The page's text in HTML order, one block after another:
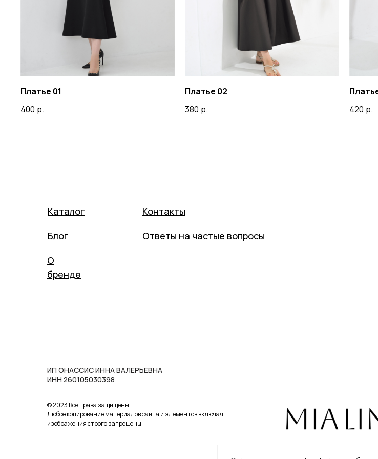
Платье 01
400 р.
Платье 02
380 р.
420 р.
ИП ОНАССИС ИННА ВАЛЕРЬЕВНА
ИНН 260105030398
Контакты
Ответы на частые вопросы
Каталог
О
бренде
Блог
© 2023 Все права защищены
Любое копирование материалов сайта и элементов включая
изображения строго запрещены.